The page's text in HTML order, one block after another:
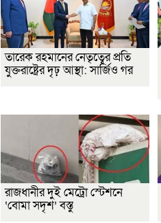
তারেক রহমানের নেতৃত্বের প্রতি
যুক্তরাষ্ট্রের দৃঢ় আস্থা: সার্জিও গর
রাজধানীর দুই মেট্রো স্টেশনে
‘বোমা সদৃশ’ বস্তু